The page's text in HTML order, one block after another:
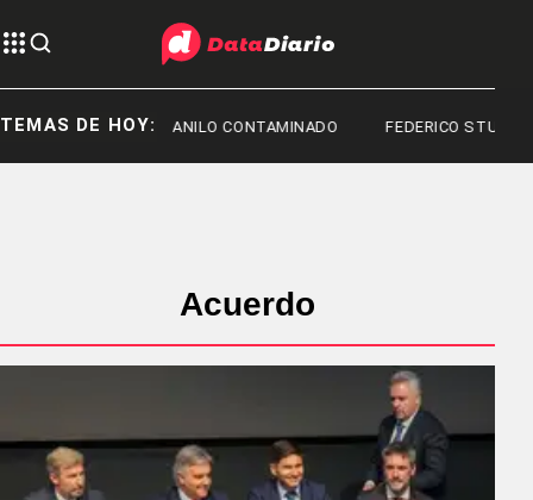
TEMAS DE HOY:FENTANILO CONTAMINADO FEDERICO STURZENEGGER
Acuerdo